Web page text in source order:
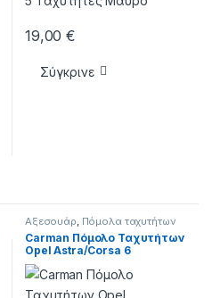
19,00€
Σύγκρινε
Αξεσουάρ, Πόμολα ταχυτήτων
Carman Πόμολο Ταχυτήτων
Opel Astra/Corsa 6
Ταχύτητες Μαύρο